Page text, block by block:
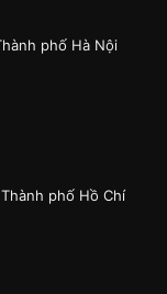
phố Hà Nội
phố Hồ Chí